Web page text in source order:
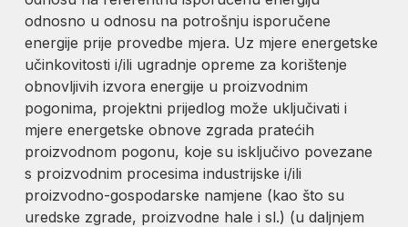
odnosno u odnosu na potrošnju isporučene
energije prije provedbe mjera. Uz mjere energetske
učinkovitosti i/ili ugradnje opreme za korištenje
obnovljivih izvora energije u proizvodnim
pogonima, projektni prijedlog može uključivati i
mjere energetske obnove zgrada pratećih
proizvodnom pogonu, koje su isključivo povezane
s proizvodnim procesima industrijske i/ili
proizvodno-gospodarske namjene (kao što su
uredske zgrade, proizvodne hale i sl.) (u daljnjem